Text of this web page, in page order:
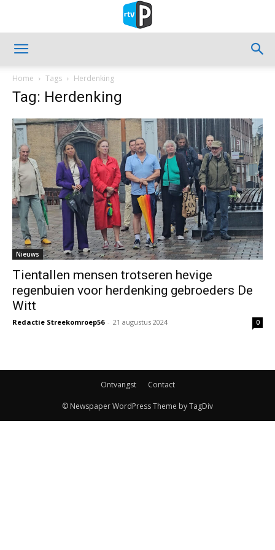
Home Tags Herdenking
Tag: Herdenking
Nieuws
Tientallen mensen trotseren hevige
regenbuien voor herdenking gebroeders De
Witt
Redactie Streekomroep56 - 21 augustus 2024 0
Ontvangst Contact
© Newspaper WordPress Theme by TagDiv